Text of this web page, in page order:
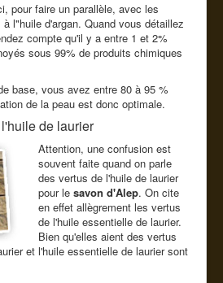
pour faire un parallèle, avec les
l"huile d'argan. Quand vous détaillez
compte qu'il y a entre 1 et 2%
sous 99% de produits chimiques
base, vous avez entre 80 à 95 %
de la peau est donc optimale.
de laurier
Attention, une confusion est
souvent faite quand on parle
des vertus de l'huile de laurier
pour le savon d'Alep. On cite
en effet allègrement les vertus
de l'huile essentielle de laurier.
Bien qu'elles aient des vertus
et l'huile essentielle de laurier sont